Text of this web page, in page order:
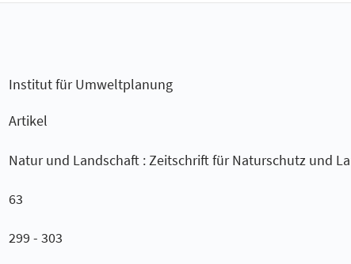
Institut für Umweltplanung
Artikel
Natur und Landschaft : Zeitschrift für Naturschutz und
63
299 - 303